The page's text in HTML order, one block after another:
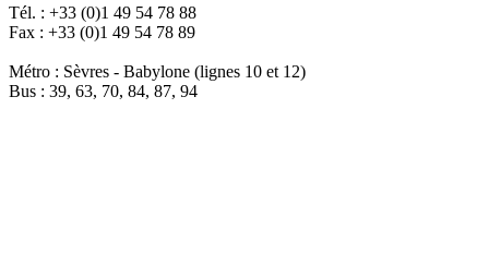
Tél. : +33 (0)1 49 54 78 88
Fax : +33 (0)1 49 54 78 89
Métro : Sèvres - Babylone (lignes 10 et 12)
Bus : 39, 63, 70, 84, 87, 94